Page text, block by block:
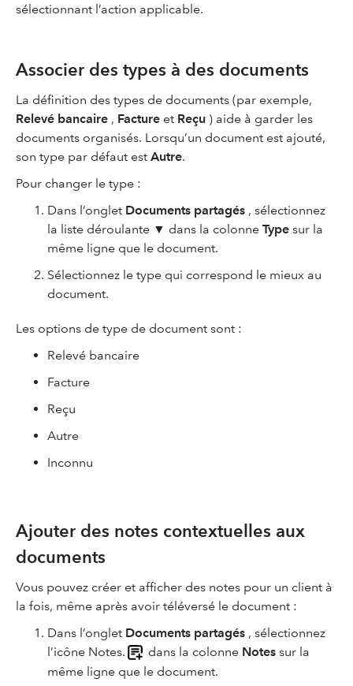
sélectionnant l’action applicable.
Associer des types à des documents
La définition des types de documents (par exemple,
Relevé bancaire , Facture et Reçu ) aide à garder les
documents organisés. Lorsqu’un document est ajouté,
son type par défaut est Autre.
Pour changer le type :
Dans l’onglet Documents partagés , sélectionnez
la liste déroulante ▼ dans la colonne Type sur la
même ligne que le document.
Sélectionnez le type qui correspond le mieux au
document.
Les options de type de document sont :
Relevé bancaire
Facture
Reçu
Autre
Inconnu
Ajouter des notes contextuelles aux
documents
Vous pouvez créer et afficher des notes pour un client à
la fois, même après avoir téléversé le document :
Dans l’onglet Documents partagés , sélectionnez
l’icône Notes.
dans la colonne Notes sur la
même ligne que le document.